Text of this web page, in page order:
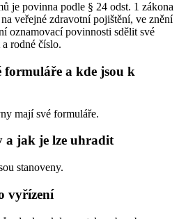
je povinna podle § 24 odst. 1 zákona
veřejné zdravotní pojištění, ve znění
oznamovací povinnosti sdělit své
rodné číslo.
formuláře a kde jsou k
mají své formuláře.
a jak je lze uhradit
stanoveny.
vyřízení